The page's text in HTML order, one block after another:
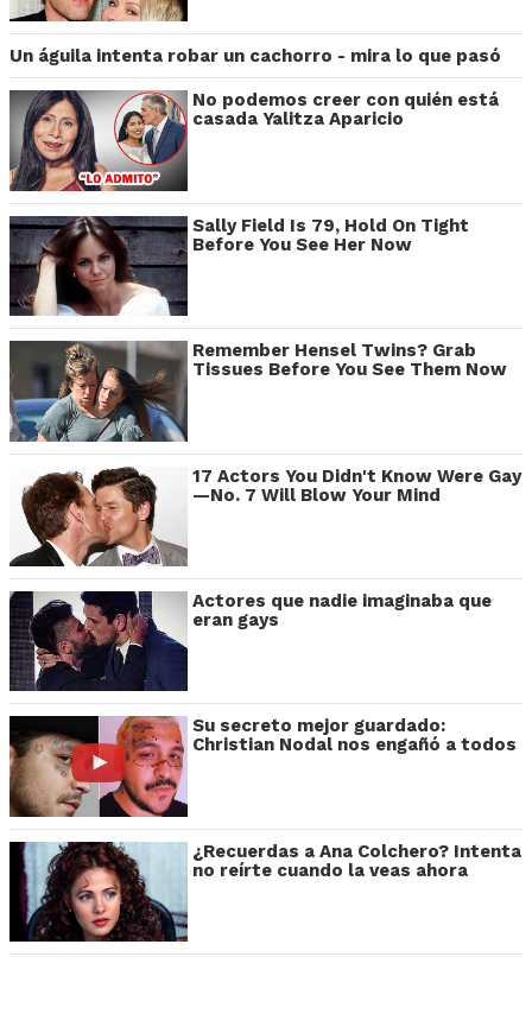
Un águila intenta robar un cachorro - mira lo que pasó
No podemos creer con quién está
casada Yalitza Aparicio
Sally Field Is 79, Hold On Tight
Before You See Her Now
Remember Hensel Twins? Grab
Tissues Before You See Them Now
17 Actors You Didn't Know Were Gay
—No. 7 Will Blow Your Mind
Actores que nadie imaginaba que
eran gays
Su secreto mejor guardado:
Christian Nodal nos engañó a todos
¿Recuerdas a Ana Colchero? Intenta
no reírte cuando la veas ahora